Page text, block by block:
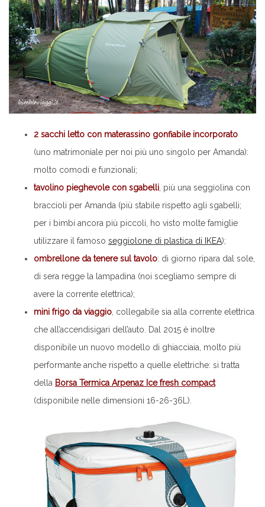
2 sacchi letto con materassino gonfiabile incorporato
(uno matrimoniale per noi più uno singolo per Amanda):
molto comodi e funzionali;
tavolino pieghevole con sgabelli , più una seggiolina con
braccioli per Amanda (più stabile rispetto agli sgabelli;
per i bimbi ancora più piccoli, ho visto molte famiglie
utilizzare il famoso seggiolone di plastica di IKEA);
ombrellone da tenere sul tavolo: di giorno ripara dal sole,
di sera regge la lampadina (noi scegliamo sempre di
avere la corrente elettrica);
mini frigo da viaggio , collegabile sia alla corrente elettrica
che all’accendisigari dell’auto. Dal 2015 è inoltre
disponibile un nuovo modello di ghiacciaia, molto più
performante anche rispetto a quelle elettriche: si tratta
della Borsa Termica Arpenaz Ice fresh compact
(disponibile nelle dimensioni 16-26-36L).